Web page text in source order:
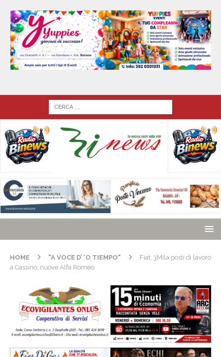
HOME "A VOCE D’ ‘O TIEMPO"
Fiat: 3Mila posti di lavoro
a Cassino, nuove Alfa Romeo